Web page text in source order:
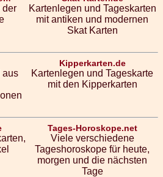
der
Kartenlegen und Tageskarten
mit antiken und modernen
Skat Karten
aus
Kipperkarten.de
Kartenlegen und Tageskarte
mit den Kipperkarten
Tages-Horoskope.net
Viele verschiedene
Tageshoroskope für heute,
morgen und die nächsten
Tage